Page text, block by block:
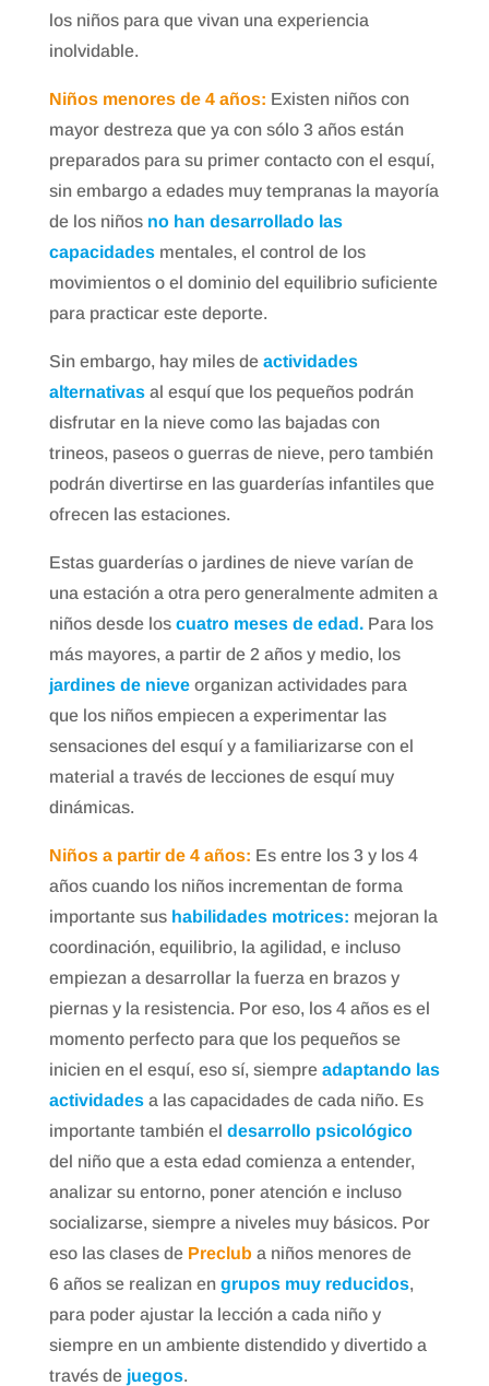
los niños para que vivan una experiencia
inolvidable.
Niños menores de 4 años: Existen niños con
mayor destreza que ya con sólo 3 años están
preparados para su primer contacto con el esquí,
sin embargo a edades muy tempranas la mayoría
de los niños no han desarrollado las
capacidades mentales, el control de los
movimientos o el dominio del equilibrio suficiente
para practicar este deporte.
Sin embargo, hay miles de actividades
alternativasal esquí que los pequeños podrán
disfrutar en la nieve como las bajadas con
trineos, paseos o guerras de nieve, pero también
podrán divertirse en las guarderías infantiles que
ofrecen las estaciones.
Estas guarderías o jardines de nieve varían de
una estación a otra pero generalmente admiten a
niños desde loscuatro meses de edad. Para los
más mayores, a partir de 2 años y medio, los
jardines de nieve organizan actividades para
que los niños empiecen a experimentar las
sensaciones del esquí y a familiarizarse con el
material a través de lecciones de esquí muy
dinámicas.
Niños a partir de 4 años: Es entre los 3 y los 4
años cuando los niños incrementan de forma
importante sushabilidades motrices: mejoran la
coordinación, equilibrio, la agilidad, e incluso
empiezan a desarrollar la fuerza en brazos y
piernas y la resistencia. Por eso, los 4 años es el
momento perfecto para que los pequeños se
inicien en el esquí, eso sí, siempre adaptando las
actividades a las capacidades de cada niño. Es
importante también el desarrollo psicológico
del niño que a esta edad comienza a entender,
analizar su entorno, poner atención e incluso
socializarse, siempre a niveles muy básicos. Por
eso las clases de Preclub a niños menores de
6 años se realizan engrupos muy reducidos,
para poder ajustar la lección a cada niño y
siempre en un ambiente distendido y divertido a
través de juegos.